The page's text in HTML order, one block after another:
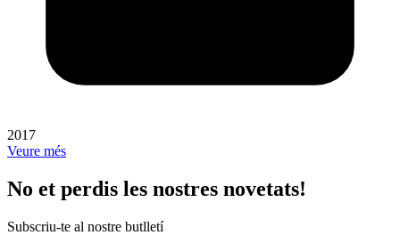
2017
Veure més
No et perdis les nostres novetats!
Subscriu-te al nostre butlletí